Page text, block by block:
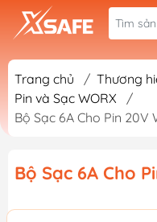
Trang chủ / Thương
Pin và Sạc WORX
/
Bộ Sạc 6A Cho Pin 20V
Bộ Sạc 6A Cho